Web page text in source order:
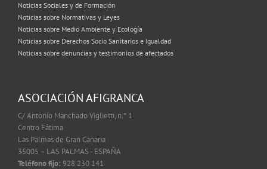
Noticias Sociales y de Formación
Noticias sobre Normativas y Leyes
Noticias sobre Medio Ambiente y Ecología
Noticias sobre Derechos Socio Sanitarios e Igualdad
Noticias sobre denuncias y testimonios de afectados
ASOCIACIÓN AFIGRANCA
C/ Antonio Manchado Viglietti, n.º 1
Centro Fátima
Las Palmas de Gran Canaria
35005 – LAS PALMAS - ESPAÑA
Teléfono fijo: 928 230 141